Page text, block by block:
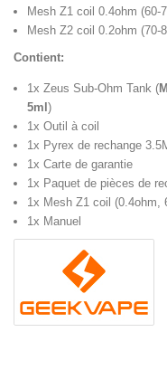
Mesh Z1 coil 0.4ohm (60-
Mesh Z2 coil 0.2ohm (70-
Contient:
1x Zeus Sub-Ohm Tank (
5ml )
1x Outil à coil
1x Pyrex de rechange
1x Carte de garantie
1x Paquet de pièces de
1x Mesh Z1 coil (0.4ohm,
1x Manuel